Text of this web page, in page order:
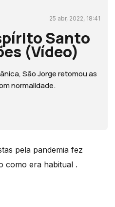
25 abr, 2022, 18:41
Santo
(Vídeo)
São Jorge retomou as
normalidade.
pela pandemia fez
como era habitual .